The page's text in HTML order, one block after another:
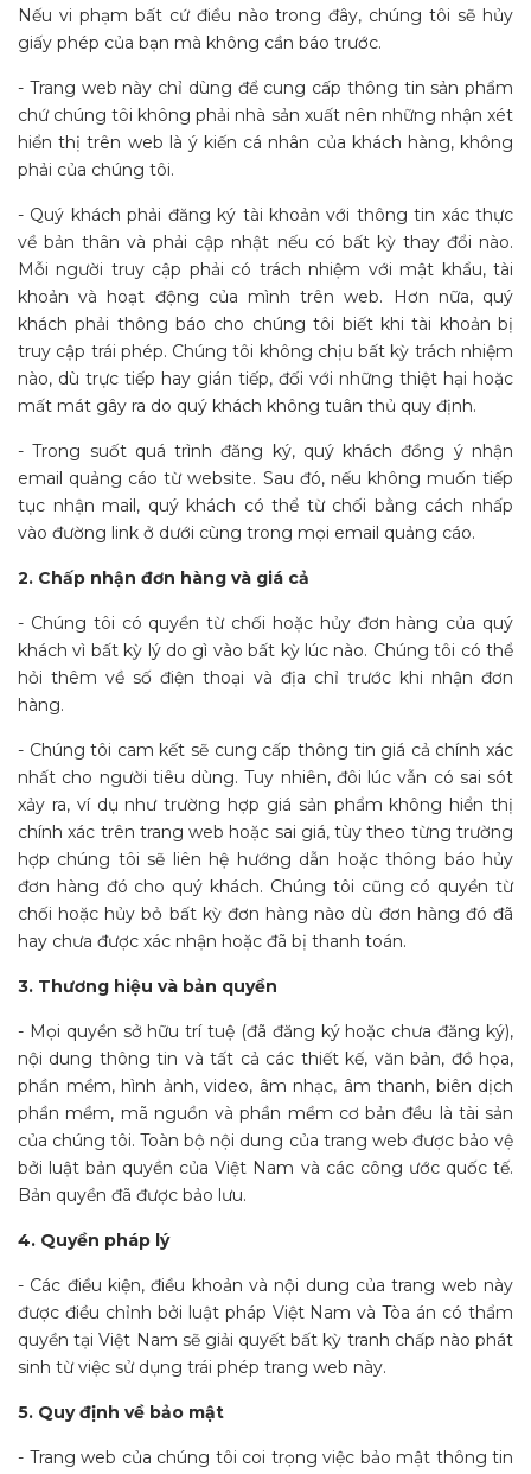
Nếu vi phạm bất cứ điều nào trong đây, chúng tôi sẽ hủy
giấy phép của bạn mà không cần báo trước.
- Trang web này chỉ dùng để cung cấp thông tin sản phẩm
chứ chúng tôi không phải nhà sản xuất nên những nhận xét
hiển thị trên web là ý kiến cá nhân của khách hàng, không
phải của chúng tôi.
- Quý khách phải đăng ký tài khoản với thông tin xác thực
về bản thân và phải cập nhật nếu có bất kỳ thay đổi nào.
Mỗi người truy cập phải có trách nhiệm với mật khẩu, tài
khoản và hoạt động của mình trên web. Hơn nữa, quý
khách phải thông báo cho chúng tôi biết khi tài khoản bị
truy cập trái phép. Chúng tôi không chịu bất kỳ trách nhiệm
nào, dù trực tiếp hay gián tiếp, đối với những thiệt hại hoặc
mất mát gây ra do quý khách không tuân thủ quy định.
- Trong suốt quá trình đăng ký, quý khách đồng ý nhận
email quảng cáo từ website. Sau đó, nếu không muốn tiếp
tục nhận mail, quý khách có thể từ chối bằng cách nhấp
vào đường link ở dưới cùng trong mọi email quảng cáo.
2. Chấp nhận đơn hàng và giá cả
- Chúng tôi có quyền từ chối hoặc hủy đơn hàng của quý
khách vì bất kỳ lý do gì vào bất kỳ lúc nào. Chúng tôi có thể
hỏi thêm về số điện thoại và địa chỉ trước khi nhận đơn
hàng.
- Chúng tôi cam kết sẽ cung cấp thông tin giá cả chính xác
nhất cho người tiêu dùng. Tuy nhiên, đôi lúc vẫn có sai sót
xảy ra, ví dụ như trường hợp giá sản phẩm không hiển thị
chính xác trên trang web hoặc sai giá, tùy theo từng trường
hợp chúng tôi sẽ liên hệ hướng dẫn hoặc thông báo hủy
đơn hàng đó cho quý khách. Chúng tôi cũng có quyền từ
chối hoặc hủy bỏ bất kỳ đơn hàng nào dù đơn hàng đó đã
hay chưa được xác nhận hoặc đã bị thanh toán.
3. Thương hiệu và bản quyền
- Mọi quyền sở hữu trí tuệ (đã đăng ký hoặc chưa đăng ký),
nội dung thông tin và tất cả các thiết kế, văn bản, đồ họa,
phần mềm, hình ảnh, video, âm nhạc, âm thanh, biên dịch
phần mềm, mã nguồn và phần mềm cơ bản đều là tài sản
của chúng tôi. Toàn bộ nội dung của trang web được bảo vệ
bởi luật bản quyền của Việt Nam và các công ước quốc tế.
Bản quyền đã được bảo lưu.
4. Quyền pháp lý
- Các điều kiện, điều khoản và nội dung của trang web này
được điều chỉnh bởi luật pháp Việt Nam và Tòa án có thẩm
quyền tại Việt Nam sẽ giải quyết bất kỳ tranh chấp nào phát
sinh từ việc sử dụng trái phép trang web này.
5. Quy định về bảo mật
- Trang web của chúng tôi coi trọng việc bảo mật thông tin